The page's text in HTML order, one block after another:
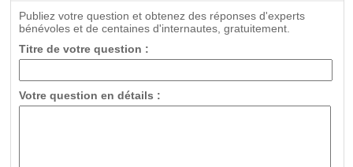
Publiez votre question et obtenez des réponses d'experts
bénévoles et de centaines d'internautes, gratuitement.
Titre de votre question :
Votre question en détails :